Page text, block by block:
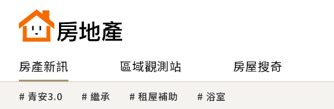
房產新訊 區域觀測站 房屋搜奇
青安3.0 繼承 租屋補助 浴室